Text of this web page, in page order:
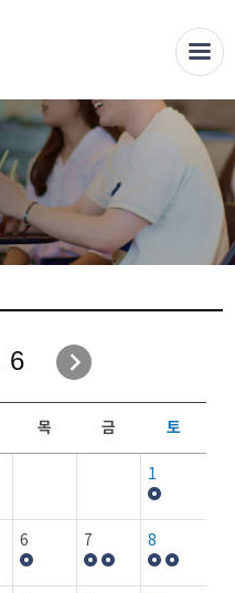
6
목 금 토
1
6 7 8